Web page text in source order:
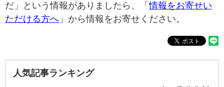
だ」という情報がありましたら、「情報をお寄せい
ただける方へ 」から情報をお寄せください。
人気記事ランキング